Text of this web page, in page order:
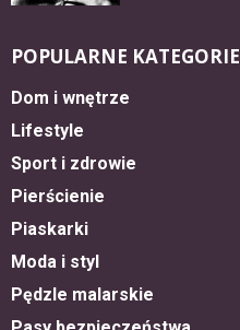
POPULARNE KATEGORIE
Dom i wnętrze
Lifestyle
Sport i zdrowie
Pierścienie
Piaskarki
Moda i styl
Pędzle malarskie